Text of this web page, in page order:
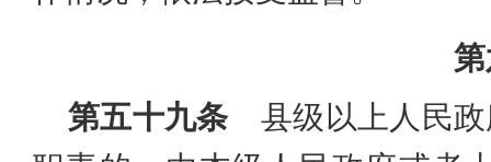
第五十九条 县级以上人民政